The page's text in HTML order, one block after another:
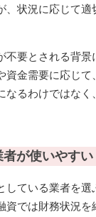
状況に応じて
要とされる背
金需要に応じ
るわけではな
が使いやすい
ている業者を
では財務状況